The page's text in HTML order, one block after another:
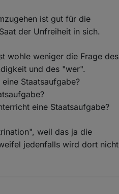
ist gut für die
der Unfreiheit in sich.
wohle weniger die Frage des
und des "wer".
Staatsaufgabe?
eine Staatsaufgabe?
weil das ja die
jedenfalls wird dort nicht